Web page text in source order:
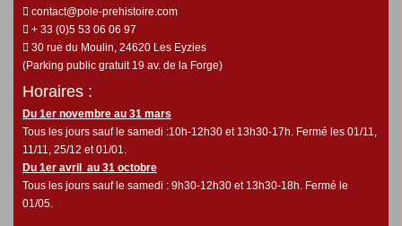
contact@pole-prehistoire.com
+ 33 (0)5 53 06 06 97
30 rue du Moulin, 24620 Les Eyzies
(Parking public gratuit 19 av. de la Forge)
Horaires :
Du 1er novembre au 31 mars
Tous les jours sauf le samedi :10h-12h30 et 13h30-17h. Fermé les 01/11,
11/11, 25/12 et 01/01.
Du 1er avril au 31 octobre
Tous les jours sauf le samedi : 9h30-12h30 et 13h30-18h. Fermé le
01/05.